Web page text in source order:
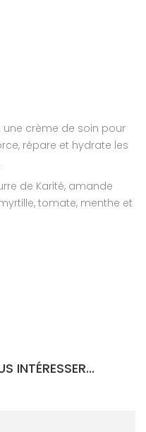
une crème de soin pour
répare et hydrate les
de Karité, amande
tomate, menthe et
INTÉRESSER...